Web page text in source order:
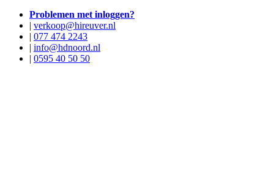
Problemen met inloggen?
| verkoop@hireuver.nl
| 077 474 2243
| info@hdnoord.nl
| 0595 40 50 50